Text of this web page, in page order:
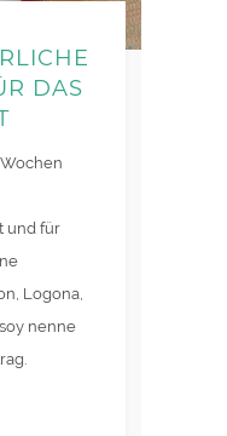
DAS
und für
Logona,
nenne